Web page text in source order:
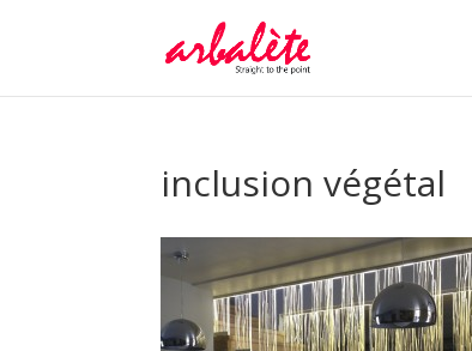
inclusion végétal